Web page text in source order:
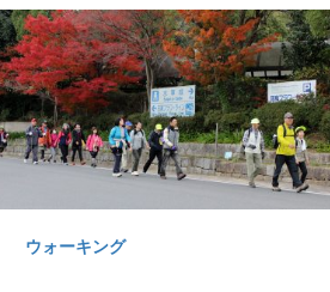
ウォーキング